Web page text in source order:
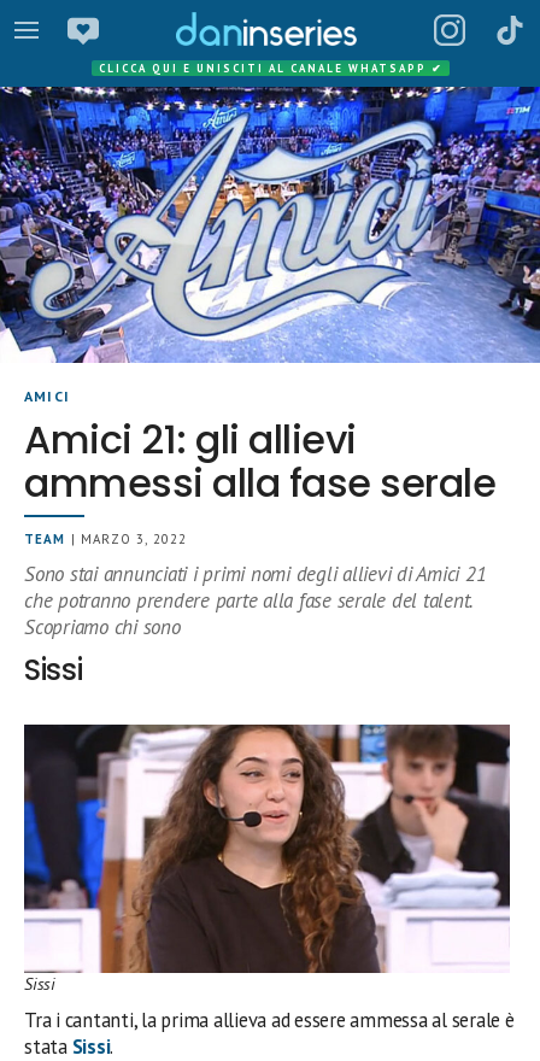
CLICCA QUI E UNISCITI AL CANALE WHATSAPP ✔
AMICI
Amici 21: gli allievi
ammessi alla fase serale
TEAM | MARZO 3, 2022
Sono stai annunciati i primi nomi degli allievi di Amici 21
che potranno prendere parte alla fase serale del talent.
Scopriamo chi sono
Sissi
Sissi
Tra i cantanti, la prima allieva ad essere ammessa al serale è
stata Sissi.